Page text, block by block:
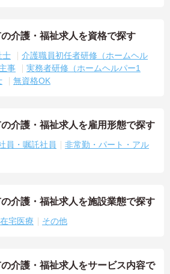
介護・福祉求人を資格で探す
士
介護職員初任者研修（ホームヘル
事
実務者研修（ホームヘルパー1
無資格OK
介護・福祉求人を雇用形態で探す
員・嘱託社員
非常勤・パート・アル
介護・福祉求人を施設業態で探す
在宅医療 その他
介護・福祉求人をサービス内容で